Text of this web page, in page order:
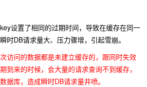
设置了相同的过期时间，导致在缓存在同一
时DB请求量大、压力骤增，引起雪崩。
访问的数据都是未建立缓存的，跟同时失效
到来的时候，会大量的请求查询不到缓存，
据库，造成瞬时DB请求量井喷。